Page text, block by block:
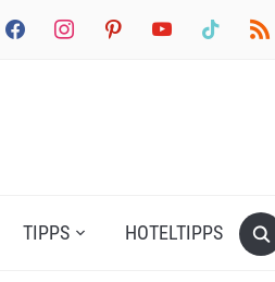
facebookinstagrampinterestyoutube tiktok rss
TIPPS HOTELTIPPS